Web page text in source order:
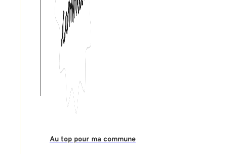
Au top pour ma commune